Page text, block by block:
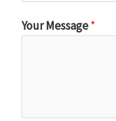
Your Message*